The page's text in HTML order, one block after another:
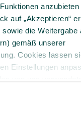
auf „Akzeptieren“
die Weitergabe
gemäß unserer
Cookies lassen
Einstellungen